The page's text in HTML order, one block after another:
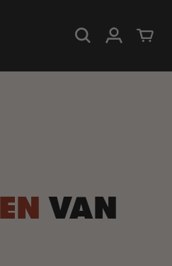
Inloggen
VAN